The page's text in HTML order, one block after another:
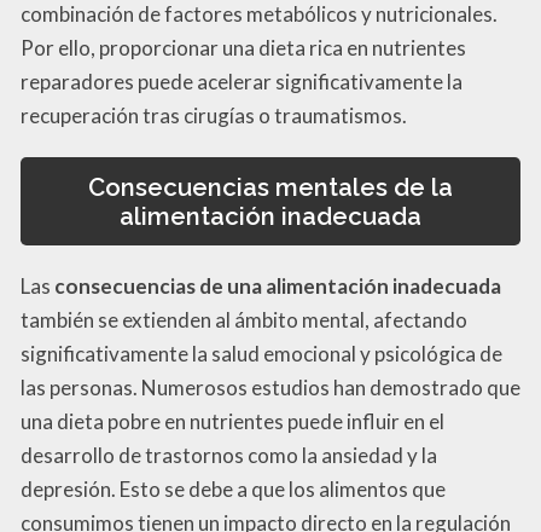
combinación de factores metabólicos y nutricionales.
Por ello, proporcionar una dieta rica en nutrientes
reparadores puede acelerar significativamente la
recuperación tras cirugías o traumatismos.
Consecuencias mentales de la
alimentación inadecuada
Las consecuencias de una alimentación inadecuada
también se extienden al ámbito mental, afectando
significativamente la salud emocional y psicológica de
las personas. Numerosos estudios han demostrado que
una dieta pobre en nutrientes puede influir en el
desarrollo de trastornos como la ansiedad y la
depresión. Esto se debe a que los alimentos que
consumimos tienen un impacto directo en la regulación